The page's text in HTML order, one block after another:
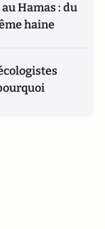
Hamas : du
haine